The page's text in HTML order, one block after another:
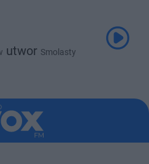
utwor Smolasty